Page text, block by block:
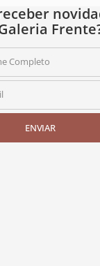
Completo
ENVIAR